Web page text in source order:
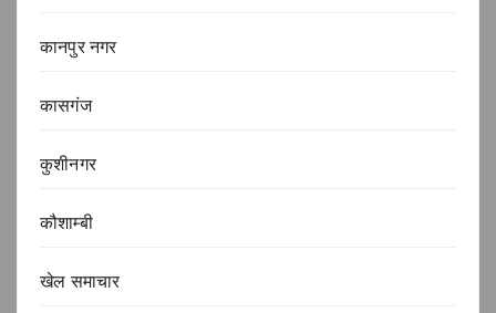
कानपुर नगर
कासगंज
कुशीनगर
कौशाम्बी
खेल समाचार